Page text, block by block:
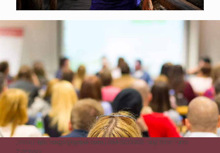
פרטי יצירת קשר: 054-5233303 | info1sagol@gmail.com | חדרה,
התחייה 2